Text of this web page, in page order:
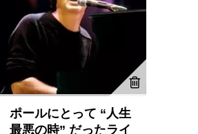
ポールにとって “人生
最悪の時” だったライ